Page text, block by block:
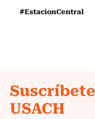
#EstacionCentral